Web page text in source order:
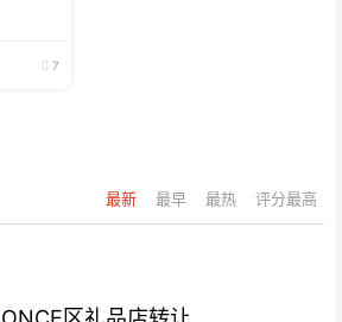
7
最新 最早 最热 评分最高